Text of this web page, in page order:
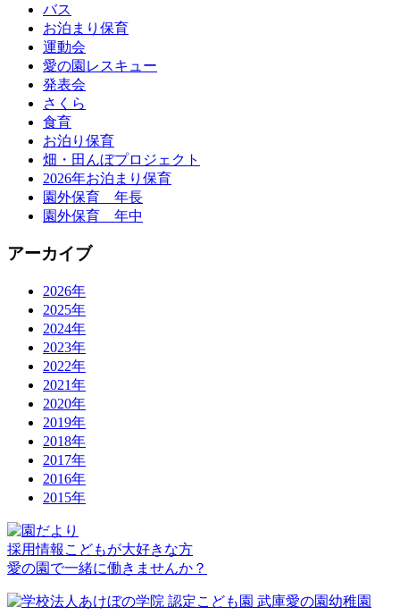
バス
お泊まり保育
運動会
愛の園レスキュー
発表会
さくら
食育
お泊り保育
畑・田んぼプロジェクト
2026年お泊まり保育
園外保育 年長
園外保育 年中
アーカイブ
2026年
2025年
2024年
2023年
2022年
2021年
2020年
2019年
2018年
2017年
2016年
2015年
採用情報 こどもが大好きな方
愛の園で一緒に働きませんか？